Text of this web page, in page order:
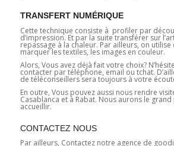
TRANSFERT NUMÉRIQUE
Cette technique consiste à profiler par
d’impression. Et par la suite transférer sur
repassage à la chaleur. Par ailleurs, on
marquer les textiles, les images en couleur.
Alors, Vous avez déjà fait votre choix?
contacter par téléphone, email ou tchat.
de téléconseillers sera toujours à votre
En outre, Vous pouvez aussi nous rendre
Casablanca et à Rabat. Nous aurons le
accueillir.
CONTACTEZ NOUS
Par ailleurs, Contactez notre agence de